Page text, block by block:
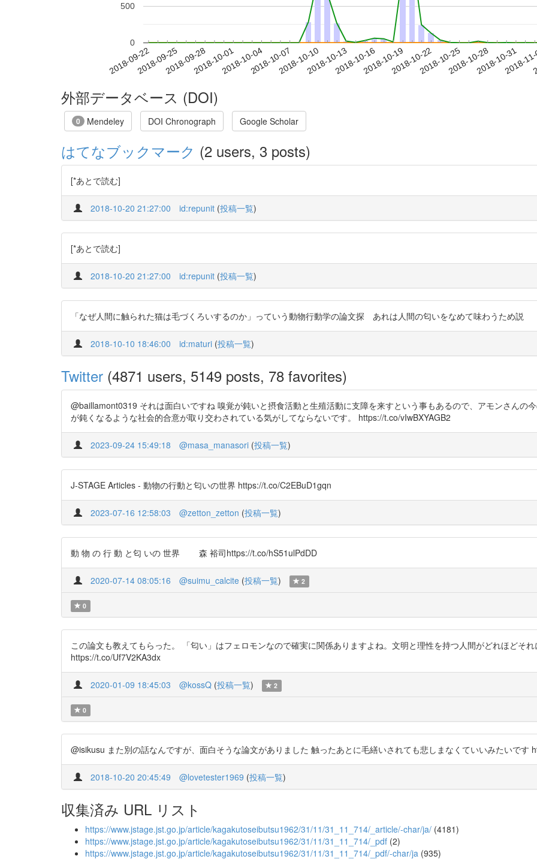
2018-09-222018-09-252018-09-282018-10-012018-10-042018-10-072018-10-102018-10-132018-10-162018-10-192018-10-222018-10-252018-10-282018-10-31
2018-
0
500
外部データベース (DOI)
0 Mendeley DOI Chronograph Google Scholar
はてなブックマーク (2 users, 3 posts)
[*あとで読む]
2018-10-20 21:27:00 id:repunit (投稿一覧)
[*あとで読む]
2018-10-20 21:27:00 id:repunit (投稿一覧)
「なぜ人間に触られた猫は毛づくろいするのか」っていう動物行動学の論文探 あれは人間の匂いをなめて味わうため説
2018-10-10 18:46:00 id:maturi (投稿一覧)
Twitter (4871 users, 5149 posts, 78 favorites)
@baillamont0319 それは面白いですね 嗅覚が鈍いと摂食活動と生殖活動に支障を来すという事もあるので、アモンさんの
が鈍くなるような社会的合意が取り交わされている気がしてならないです。 https://t.co/vIwBXYAGB2
2023-09-24 15:49:18 @masa_manasori (投稿一覧)
J-STAGE Articles - 動物の行動と匂いの世界 https://t.co/C2EBuD1gqn
2023-07-16 12:58:03 @zetton_zetton (投稿一覧)
動 物 の 行 動 と匂 いの 世界 森 裕司https://t.co/hS51ulPdDD
2020-07-14 08:05:16 @suimu_calcite (投稿一覧) 2
0
この論文も教えてもらった。 「匂い」はフェロモンなので確実に関係ありますよね。文明と理性を持つ人間がどれほどそれ
https://t.co/Uf7V2KA3dx
2020-01-09 18:45:03 @kossQ (投稿一覧) 2
0
@isikusu また別の話なんですが、面白そうな論文がありました 触ったあとに毛繕いされても悲しまなくていいみたいです
2018-10-20 20:45:49 @lovetester1969 (投稿一覧)
収集済み URL リスト
https://www.jstage.jst.go.jp/article/kagakutoseibutsu1962/31/11/31_11_714/_article/-char/ja/ (4181)
https://www.jstage.jst.go.jp/article/kagakutoseibutsu1962/31/11/31_11_714/_pdf (2)
https://www.jstage.jst.go.jp/article/kagakutoseibutsu1962/31/11/31_11_714/_pdf/-char/ja (935)